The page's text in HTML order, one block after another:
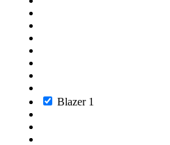
Blazer 1